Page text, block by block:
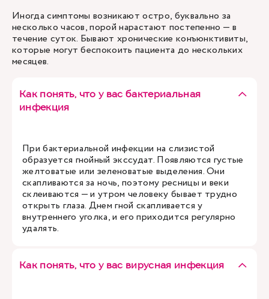
Иногда симптомы возникают остро, буквально за
несколько часов, порой нарастают постепенно — в
течение суток. Бывают хронические конъюнктивиты,
которые могут беспокоить пациента до нескольких
месяцев.
Как понять, что у вас бактериальная
инфекция
При бактериальной инфекции на слизистой
образуется гнойный экссудат. Появляются густые
желтоватые или зеленоватые выделения. Они
скапливаются за ночь, поэтому ресницы и веки
склеиваются — и утром человеку бывает трудно
открыть глаза. Днем гной скапливается у
внутреннего уголка, и его приходится регулярно
удалять.
Как понять, что у вас вирусная инфекция